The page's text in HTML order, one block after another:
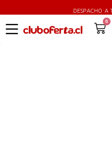
DESPACHO A
0